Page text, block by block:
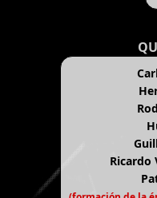
Ricardo